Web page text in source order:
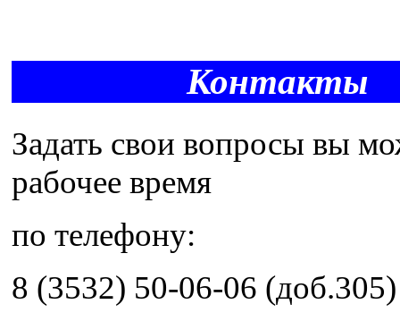
Контакты
Задать свои вопросы вы
рабочее время
по телефону:
8 (3532) 50-06-06 (доб.305)